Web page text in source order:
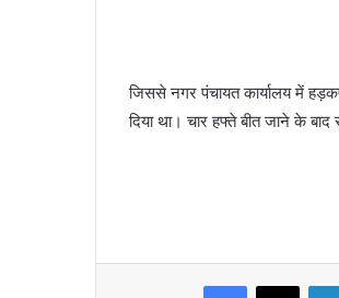
जिससे नगर पंचायत कार्यालय में
दिया था। चार हफ्ते बीत जाने के बाद